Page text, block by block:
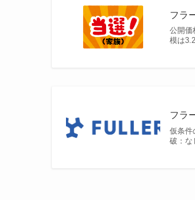
フラ
公開価
模は
フラ
仮条件
破：な